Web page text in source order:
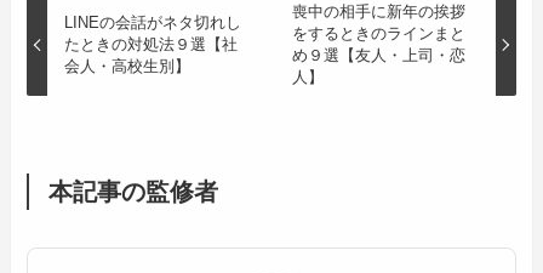
LINEの会話がネタ切れし
たときの対処法９選【社
会人・高校生別】
喪中の相手に新年の挨拶
をするときのラインまと
め９選【友人・上司・恋
人】
本記事の監修者